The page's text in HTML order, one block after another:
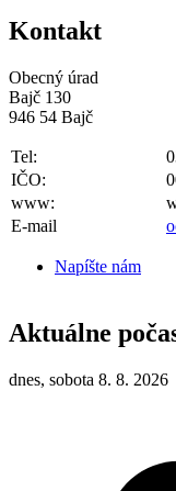
Kontakt
Obecný úrad
Bajč 130
946 54 Bajč
Tel:
IČO:
www:
E-mail
Napíšte nám
Aktuálne
dnes, sobota 8. 8. 2026